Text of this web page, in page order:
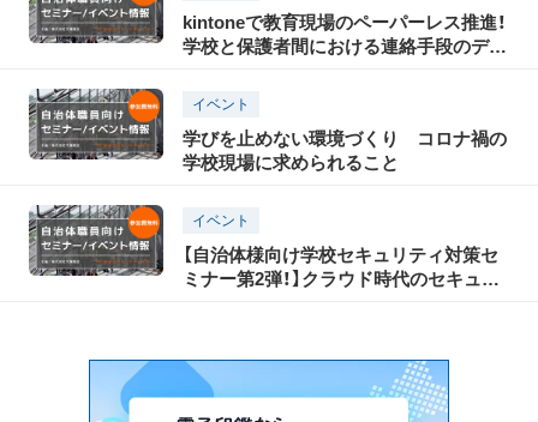
kintoneで教育現場のペーパーレス推進！
学校と保護者間における連絡手段のデジ
イベント
学びを止めない環境づくり コロナ禍の
学校現場に求められること
イベント
【自治体様向け学校セキュリティ対策セ
ミナー第2弾！】クラウド時代のセキュリ